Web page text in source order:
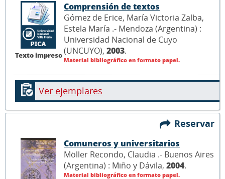
Texto impreso
Comprensión de textos
Gómez de Erice, María Victoria Zalba,
Estela María .- Mendoza (Argentina) :
Universidad Nacional de Cuyo
(UNCUYO), 2003.
Material bibliográfico en formato papel.
Ver ejemplares
Reservar
Comuneros y universitarios
Möller Recondo, Claudia .- Buenos Aires
(Argentina) : Miño y Dávila, 2004.
Material bibliográfico en formato papel.